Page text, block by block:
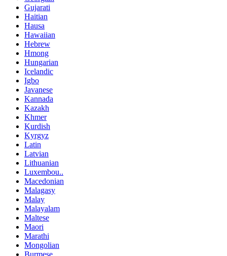
Gujarati
Haitian
Hausa
Hawaiian
Hebrew
Hmong
Hungarian
Icelandic
Igbo
Javanese
Kannada
Kazakh
Khmer
Kurdish
Kyrgyz
Latin
Latvian
Lithuanian
Luxembou..
Macedonian
Malagasy
Malay
Malayalam
Maltese
Maori
Marathi
Mongolian